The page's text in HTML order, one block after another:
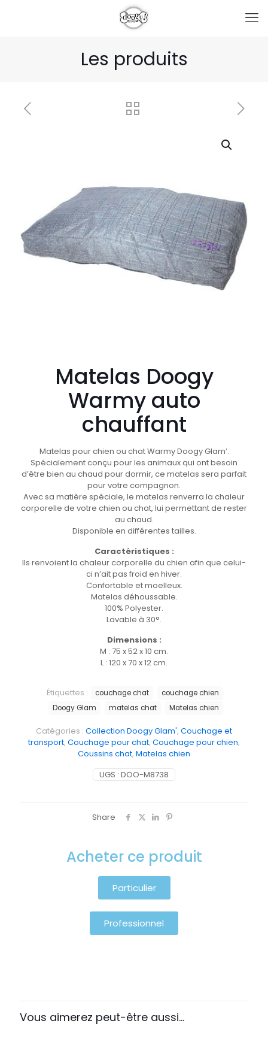
Les produits
Matelas Doogy
Warmy auto
chauffant
Matelas pour chien ou chat Warmy Doogy Glam’.
Spécialement conçu pour les animaux qui ont besoin
d’être bien au chaud pour dormir, ce matelas sera parfait
pour votre compagnon.
Avec sa matière spéciale, le matelas renverra la chaleur
corporelle de votre chien ou chat, lui permettant de rester
au chaud.
Disponible en différentes tailles.
Caractéristiques :
Ils renvoient la chaleur corporelle du chien afin que celui-
ci n’ait pas froid en hiver.
Confortable et moelleux.
Matelas déhoussable.
100% Polyester.
Lavable à 30°.
Dimensions :
M : 75 x 52 x 10 cm.
L : 120 x 70 x 12 cm.
UGS : DOO-M8738
Catégories : Collection Doogy Glam', Couchage et
transport, Couchage pour chat, Couchage pour chien,
Coussins chat, Matelas chien
Étiquettes : couchage chat
couchage chien
Doogy Glam
matelas chat Matelas chien
Share
Acheter ce produit
Particulier
Professionnel
Vous aimerez peut-être aussi…